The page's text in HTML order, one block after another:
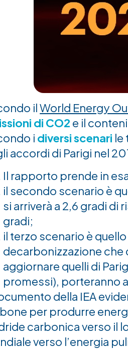
ilWorld Energy
di CO2 e il
i diversi scenari le
accordi di Parigi nel
Il rapporto prende in
il secondo scenario è
si arriverà a 2,6 gradi
gradi;
il terzo scenario è
decarbonizzazione che
aggiornare quelli di
promessi), porteranno
della IEA
per produrre
carbonica verso il
verso l’energia